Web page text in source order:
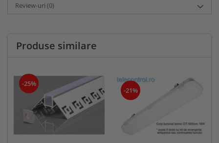
Review-uri (0)
Produse similare
-25%
-21%